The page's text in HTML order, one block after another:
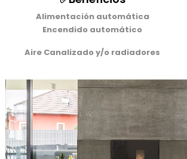
Alimentación automática
Encendido automático
Aire Canalizado y/o radiadores